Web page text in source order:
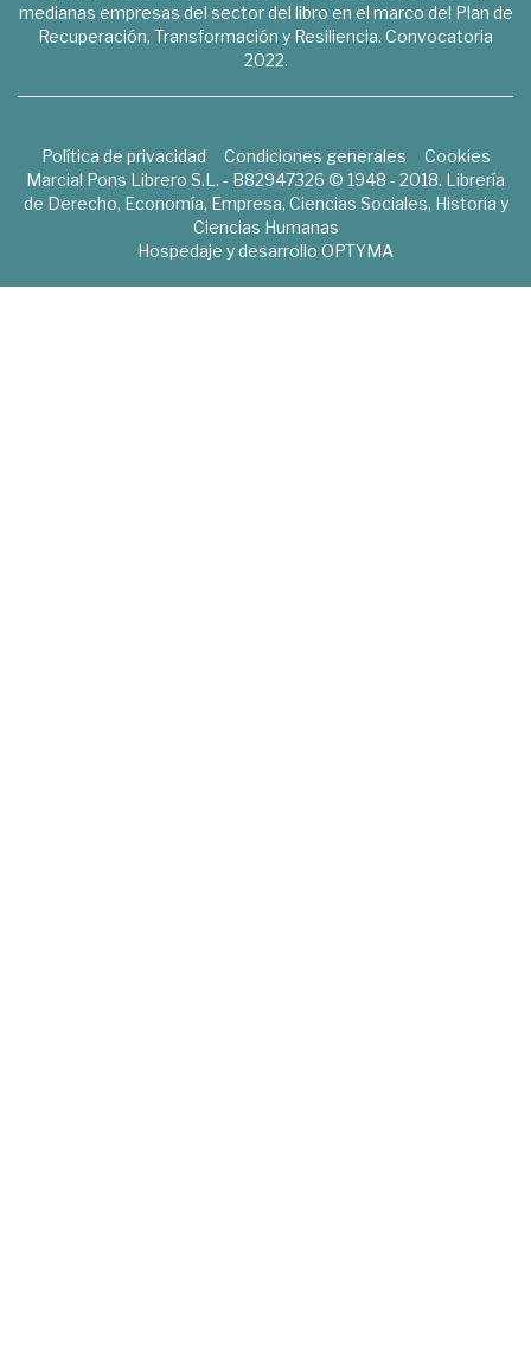
medianas empresas del sector del libro en el marco del Plan de
Recuperación, Transformación y Resiliencia. Convocatoria
2022.
Política de privacidad Condiciones generales
Cookies
Marcial Pons Librero S.L. - B82947326 © 1948 - 2018. Librería
de Derecho, Economía, Empresa, Ciencias Sociales, Historia y
Ciencias Humanas
Hospedaje y desarrollo OPTYMA